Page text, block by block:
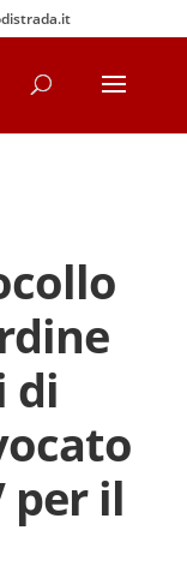
di
per il